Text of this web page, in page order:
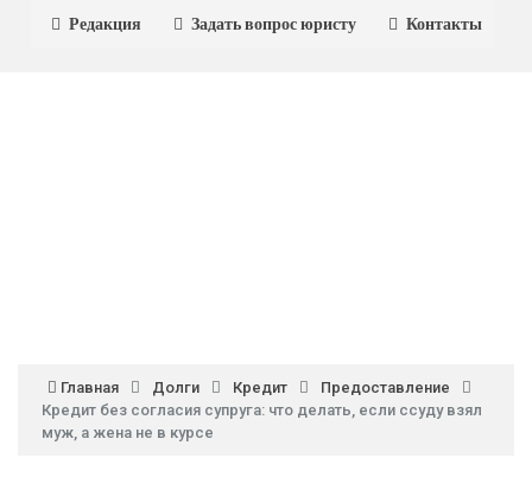
Редакция Задать вопрос юристу Контакты
Главная Долги Кредит
Предоставление
Кредит без согласия супруга: что делать, если ссуду взял
муж, а жена не в курсе